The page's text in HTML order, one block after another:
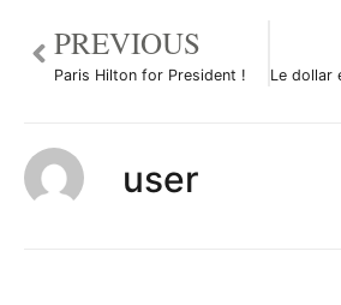
PREVIOUS
Paris Hilton for President !
user